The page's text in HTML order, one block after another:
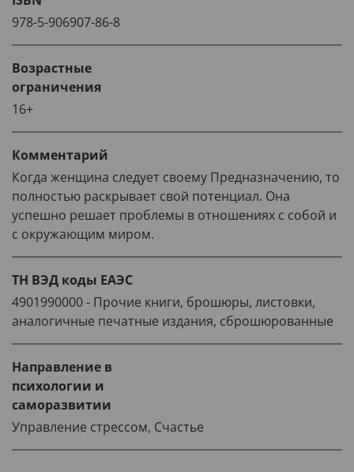
978-5-906907-86-8
Возрастные
ограничения
16+
Комментарий
Когда женщина следует своему Предназначению, то
полностью раскрывает свой потенциал. Она
успешно решает проблемы в отношениях с собой и
с окружающим миром.
ТН ВЭД коды ЕАЭС
4901990000 - Прочие книги, брошюры, листовки,
аналогичные печатные издания, сброшюрованные
Направление в
психологии и
саморазвитии
Управление стрессом, Счастье